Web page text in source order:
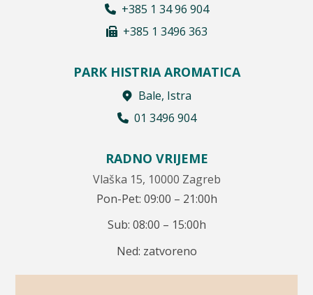
+385 1 34 96 904
+385 1 3496 363
PARK HISTRIA AROMATICA
Bale, Istra
01 3496 904
RADNO VRIJEME
Vlaška 15, 10000 Zagreb
Pon-Pet: 09:00 – 21:00h
Sub: 08:00 – 15:00h
Ned: zatvoreno